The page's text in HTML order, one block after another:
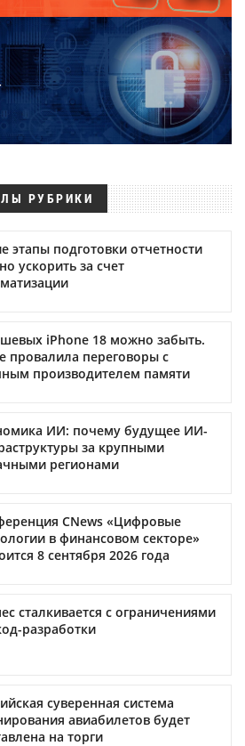
РУБРИКИ
этапы подготовки отчетности
ускорить за счет
iPhone 18 можно забыть.
провалила переговоры с
производителем памяти
ИИ: почему будущее ИИ-
за крупными
регионами
CNews «Цифровые
в финансовом секторе»
8 сентября 2026 года
сталкивается с ограничениями
разработки
суверенная система
авиабилетов будет
на торги